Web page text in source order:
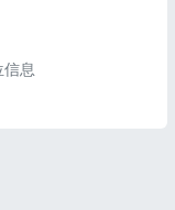
息